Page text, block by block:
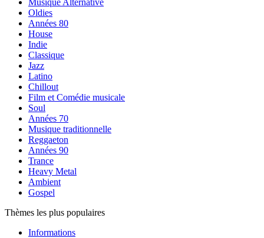
Musique Alternative
Oldies
Années 80
House
Indie
Classique
Jazz
Latino
Chillout
Film et Comédie musicale
Soul
Années 70
Musique traditionnelle
Reggaeton
Années 90
Trance
Heavy Metal
Ambient
Gospel
Thèmes les plus populaires
Informations